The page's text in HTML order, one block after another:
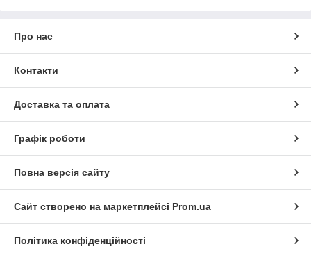
Про нас
Контакти
Доставка та оплата
Графік роботи
Повна версія сайту
Сайт створено на маркетплейсі Prom.ua
Політика конфіденційності